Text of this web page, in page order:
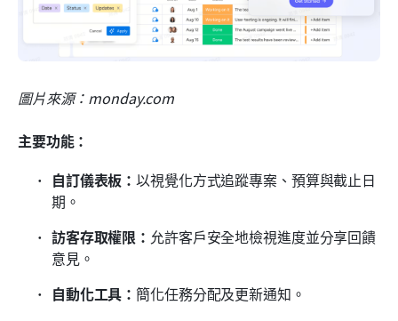
圖片來源：monday.com
主要功能：
自訂儀表板：以視覺化方式追蹤專案、預算與截止日
期。
訪客存取權限： 允許客戶安全地檢視進度並分享回饋
意見。
自動化工具： 簡化任務分配及更新通知。